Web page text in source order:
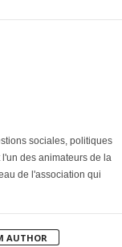
sociales, politiques
des animateurs de la
de l'association qui
AUTHOR